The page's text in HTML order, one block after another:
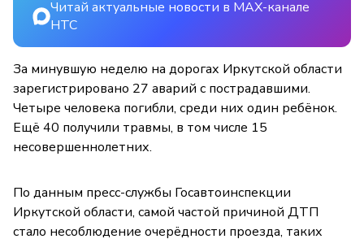
Читай актуальные новости в MAX-канале
НТС
За минувшую неделю на дорогах Иркутской области
зарегистрировано 27 аварий с пострадавшими.
Четыре человека погибли, среди них один ребёнок.
Ещё 40 получили травмы, в том числе 15
несовершеннолетних.
По данным пресс-службы Госавтоинспекции
Иркутской области, самой частой причиной ДТП
стало несоблюдение очерёдности проезда, таких